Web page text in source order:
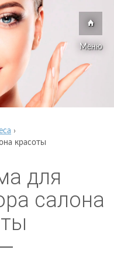
Меню
›
красоты
для
салона